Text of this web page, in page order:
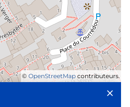
© OpenStreetMapcontributeurs.